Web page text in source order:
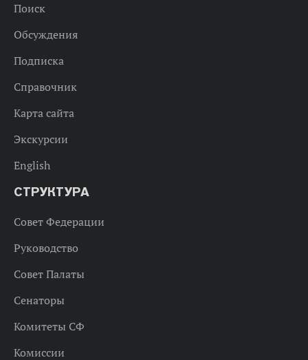
Поиск
Обсуждения
Подписка
Справочник
Карта сайта
Экскурсии
English
СТРУКТУРА
Совет Федерации
Руководство
Совет Палаты
Сенаторы
Комитеты СФ
Комиссии